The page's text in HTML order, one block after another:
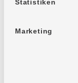
Statistiken
Marketing